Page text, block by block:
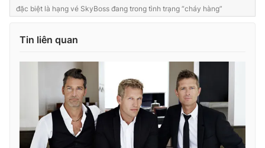
Ðiện thoại Thời báo VTV:024.66 897 897
Liên hệ quảng cáo:
đặc biệt là hạng vé SkyBoss đang trong tình trạng “cháy hàng”
Tin liên quan